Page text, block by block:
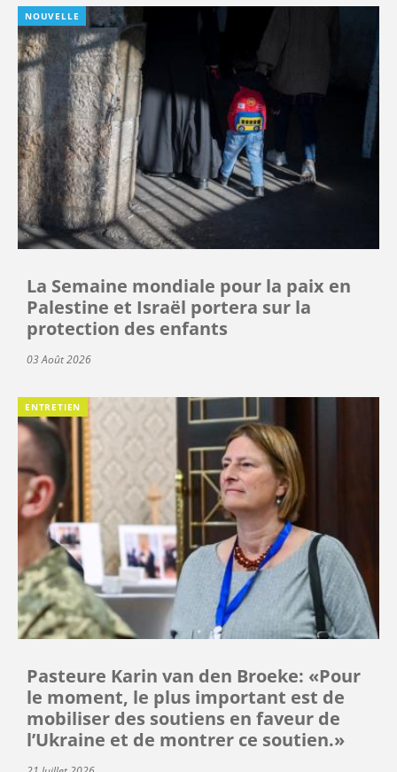
NOUVELLE
La Semaine mondiale pour la paix en
Palestine et Israël portera sur la
protection des enfants
03 Août 2026
ENTRETIEN
Pasteure Karin van den Broeke: «Pour
le moment, le plus important est de
mobiliser des soutiens en faveur de
l’Ukraine et de montrer ce soutien.»